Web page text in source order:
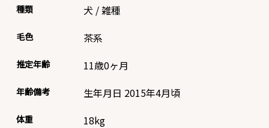
種類 犬 /雑種
毛色 茶系
推定年齢 11歳0ヶ月
年齢備考 生年月日 2015年4月頃
体重 18kg